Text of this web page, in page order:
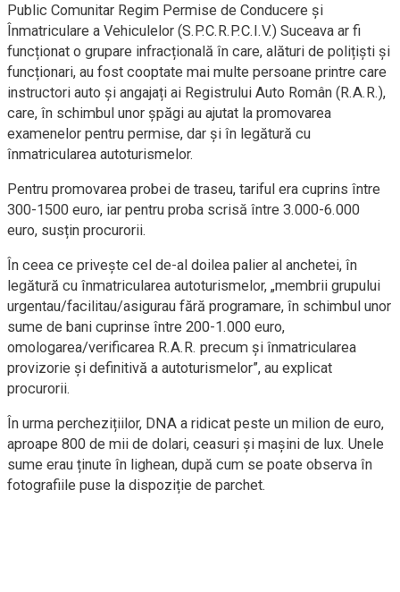
Public Comunitar Regim Permise de Conducere și
Înmatriculare a Vehiculelor (S.P.C.R.P.C.I.V.) Suceava ar fi
funcționat o grupare infracțională în care, alături de polițiști și
funcționari, au fost cooptate mai multe persoane printre care
instructori auto și angajați ai Registrului Auto Român (R.A.R.),
care, în schimbul unor șpăgi au ajutat la promovarea
examenelor pentru permise, dar și în legătură cu
înmatricularea autoturismelor.
Pentru promovarea probei de traseu, tariful era cuprins între
300-1500 euro, iar pentru proba scrisă între 3.000-6.000
euro, susțin procurorii.
În ceea ce privește cel de-al doilea palier al anchetei, în
legătură cu înmatricularea autoturismelor, „membrii grupului
urgentau/facilitau/asigurau fără programare, în schimbul unor
sume de bani cuprinse între 200-1.000 euro,
omologarea/verificarea R.A.R. precum și înmatricularea
provizorie și definitivă a autoturismelor”, au explicat
procurorii.
În urma perchezițiilor, DNA a ridicat peste un milion de euro,
aproape 800 de mii de dolari, ceasuri și mașini de lux. Unele
sume erau ținute în lighean, după cum se poate observa în
fotografiile puse la dispoziție de parchet.